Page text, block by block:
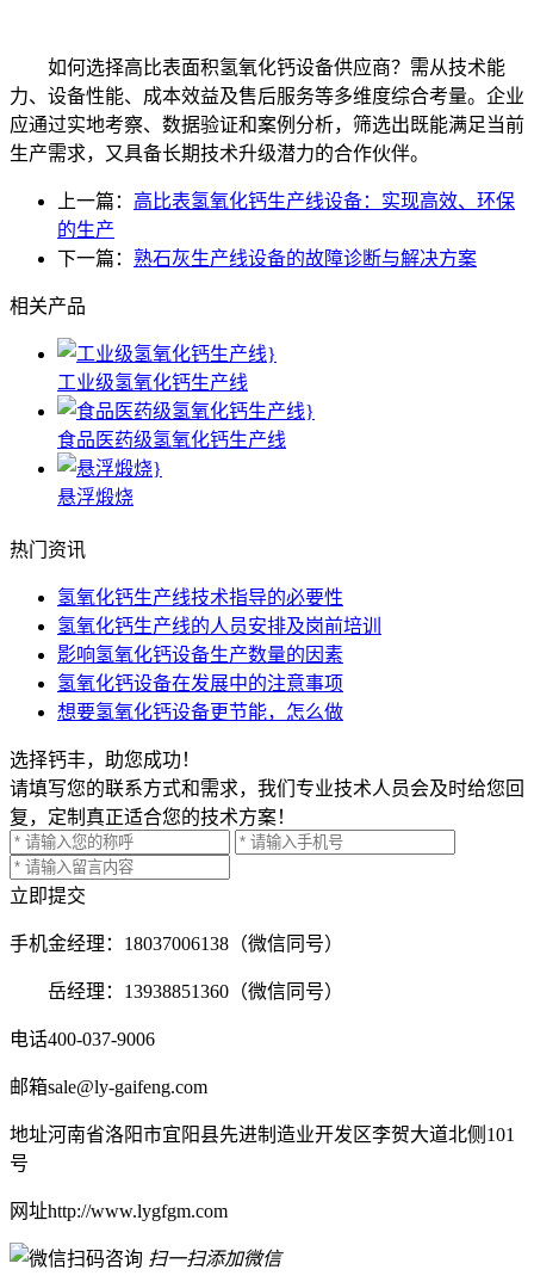
如何选择高比表面积氢氧化钙设备供应商？需从技术能
力、设备性能、成本效益及售后服务等多维度综合考量。企业
应通过实地考察、数据验证和案例分析，筛选出既能满足当前
生产需求，又具备长期技术升级潜力的合作伙伴。
上一篇： 高比表氢氧化钙生产线设备：实现高效、环保
的生产
下一篇： 熟石灰生产线设备的故障诊断与解决方案
相关产品
工业级氢氧化钙生产线
食品医药级氢氧化钙生产线
悬浮煅烧
热门资讯
氢氧化钙生产线技术指导的必要性
氢氧化钙生产线的人员安排及岗前培训
影响氢氧化钙设备生产数量的因素
氢氧化钙设备在发展中的注意事项
想要氢氧化钙设备更节能，怎么做
选择钙丰，助您成功！
请填写您的联系方式和需求，我们专业技术人员会及时给您回
复，定制真正适合您的技术方案！
立即提交
手机金经理：18037006138（微信同号）
岳经理：13938851360（微信同号）
电话400-037-9006
邮箱sale@ly-gaifeng.com
地址河南省洛阳市宜阳县先进制造业开发区李贺大道北侧101
号
网址http://www.lygfgm.com
扫一扫添加微信